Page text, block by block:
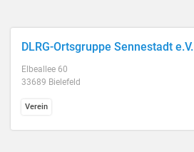
DLRG-Ortsgruppe Sennestadt e.V.
Elbeallee 60
33689 Bielefeld
Verein